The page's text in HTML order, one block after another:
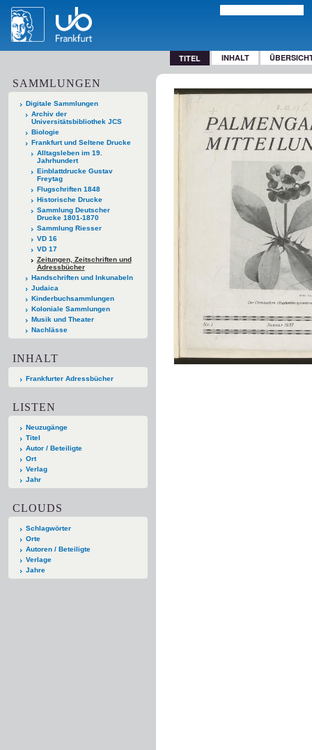
TITEL INHALT
SAMMLUNGEN
Digitale Sammlungen
Archiv der
Universitätsbibliothek JCS
Biologie
Frankfurt und Seltene Drucke
Alltagsleben im 19.
Jahrhundert
Einblattdrucke Gustav
Freytag
Flugschriften 1848
Historische Drucke
Sammlung Deutscher
Drucke 1801-1870
Sammlung Riesser
VD 16
VD 17
Zeitungen, Zeitschriften und
Adressbücher
Handschriften und Inkunabeln
Judaica
Kinderbuchsammlungen
Koloniale Sammlungen
Musik und Theater
Nachlässe
INHALT
Frankfurter Adressbücher
LISTEN
Neuzugänge
Titel
Autor / Beteiligte
Ort
Verlag
Jahr
CLOUDS
Schlagwörter
Orte
Autoren / Beteiligte
Verlage
Jahre